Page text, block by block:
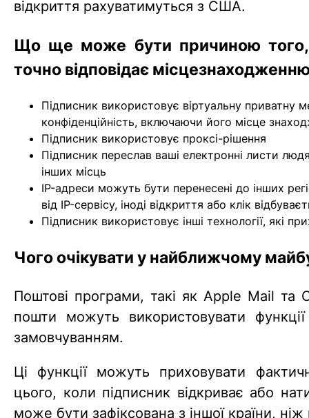
відкриття рахуватимуться з США.
Що ще може бути причиною того,
точно відповідає
Підписник використовує віртуальну
конфіденційність, включаючи його місце
Підписник використовує проксі-рішення
Підписник переслав ваші електронні листи
інших місць
IP-адреси можуть бути перенесені до інших
від IP-сервісу, іноді відкриття або клік
Підписник використовує інші технології, які
Чого очікувати у найближчому
Поштові програми, такі як Apple Mail та
пошти можуть використовувати
замовчуванням.
Ці функції можуть приховувати
цього, коли підписник відкриває або
може бути зафіксована з іншої країни,